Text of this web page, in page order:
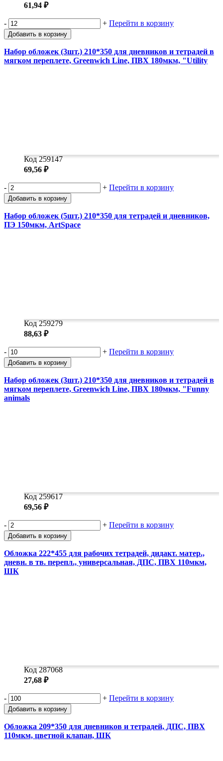
61,94 ₽
- + Перейти в корзину
Добавить в корзину
Набор обложек (3шт.) 210*350 для дневников и тетрадей в
мягком переплете, Greenwich Line, ПВХ 180мкм, "Utility
Код 259147
69,56 ₽
- + Перейти в корзину
Добавить в корзину
Набор обложек (5шт.) 210*350 для тетрадей и дневников,
ПЭ 150мкм, ArtSpace
Код 259279
88,63 ₽
- + Перейти в корзину
Добавить в корзину
Набор обложек (3шт.) 210*350 для дневников и тетрадей в
мягком переплете, Greenwich Line, ПВХ 180мкм, "Funny
animals
Код 259617
69,56 ₽
- + Перейти в корзину
Добавить в корзину
Обложка 222*455 для рабочих тетрадей, дидакт. матер.,
дневн. в тв. перепл., универсальная, ДПС, ПВХ 110мкм,
ШК
Код 287068
27,68 ₽
- + Перейти в корзину
Добавить в корзину
Обложка 209*350 для дневников и тетрадей, ДПС, ПВХ
110мкм, цветной клапан, ШК